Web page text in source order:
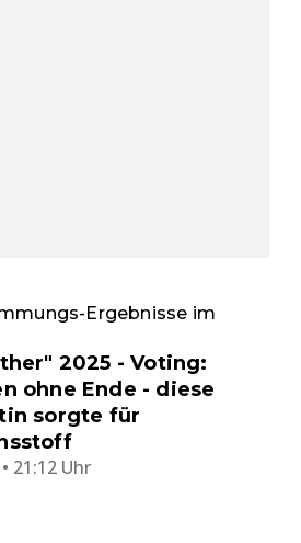
Ergebnisse im
2025 - Voting:
ohne Ende - diese
sorgte für
21:12 Uhr